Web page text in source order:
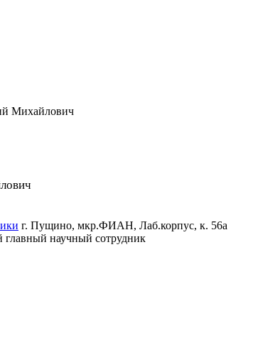
Михайлович
г. Пущино, мкр.ФИАН, Лаб.корпус, к. 56а
научный сотрудник